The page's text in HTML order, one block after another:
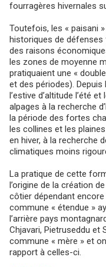
fourragères hivernales
Toutefois, les « paisani
historiques de
des raisons
les zones de moyenne
pratiquaient une «
et des périodes). Depuis
l’estive d’altitude l’été
alpages à la recherche
la période des fortes
les collines et les
en hiver, à la recherche
climatiques moins
La pratique de cette
l’origine de la création
côtier dépendant encore
commune « étendue »
l’arrière pays
Chjavari, Pietruseddu et
commune « mère » et
rapport à celles-ci.